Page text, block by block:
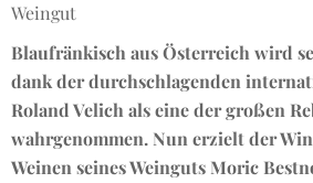
Weingut
Blaufränkisch aus Österreich wird
dank der durchschlagenden
Roland Velich als eine der großen
wahrgenommen. Nun erzielt der
Weinen seines Weinguts Moric